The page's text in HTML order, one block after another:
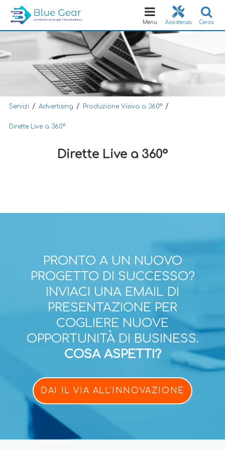
Cerca
Assistenza
Toggle
navigation
Menu
Servizi / Advertising / Produzione Visiva a 360° /
Dirette Live a 360°
Dirette Live a 360°
PRONTO A UN NUOVO
PROGETTO DI SUCCESSO?
INVIACI UNA EMAIL DI
PRESENTAZIONE PER
COGLIERE NUOVE
OPPORTUNITÀ DI BUSINESS.
COSA ASPETTI?
DAI IL VIA ALL'INNOVAZIONE